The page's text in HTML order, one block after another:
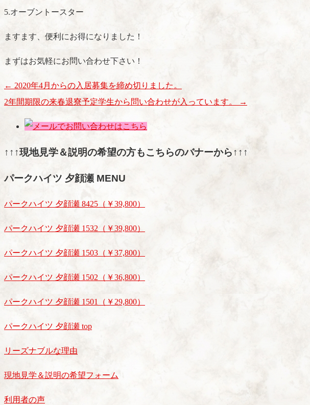
5.オーブントースター
ますます、便利にお得になりました！
まずはお気軽にお問い合わせ下さい！
← 2020年4月からの入居募集を締め切りました。
2年間期限の来春退寮予定学生から問い合わせが入っています。
→
↑↑↑現地見学＆説明の希望の方もこちらのバナーから↑↑↑
パークハイツ 夕顔瀬 MENU
パークハイツ 夕顔瀬 8425（￥39,800）
パークハイツ 夕顔瀬 1532（￥39,800）
パークハイツ 夕顔瀬 1503（￥37,800）
パークハイツ 夕顔瀬 1502（￥36,800）
パークハイツ 夕顔瀬 1501（￥29,800）
パークハイツ 夕顔瀬 top
リーズナブルな理由
現地見学＆説明の希望フォーム
利用者の声